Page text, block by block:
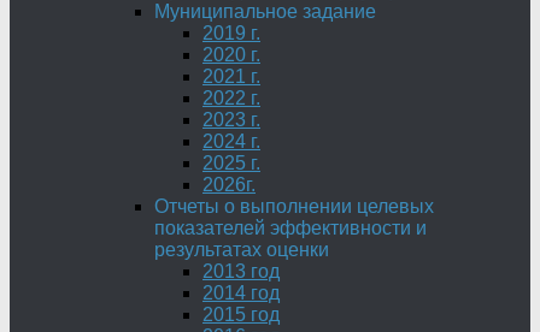
Муниципальное задание
2019 г.
2020 г.
2021 г.
2022 г.
2023 г.
2024 г.
2025 г.
2026г.
Отчеты о выполнении целевых
показателей эффективности и
результатах оценки
2013 год
2014 год
2015 год